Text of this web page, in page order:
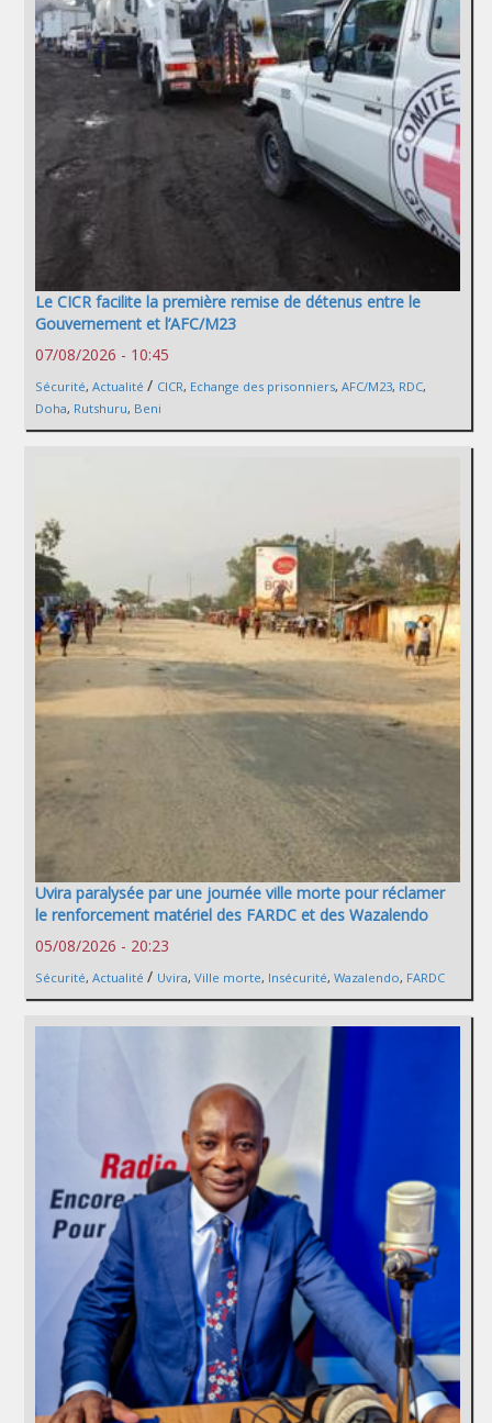
Le CICR facilite la première remise de détenus entre le
Gouvernement et l’AFC/M23
07/08/2026 - 10:45
Sécurité, Actualité / CICR, Echange des prisonniers, AFC/M23, RDC,
Doha, Rutshuru, Beni
Uvira paralysée par une journée ville morte pour réclamer
le renforcement matériel des FARDC et des Wazalendo
05/08/2026 - 20:23
Sécurité, Actualité / Uvira, Ville morte, Insécurité, Wazalendo, FARDC